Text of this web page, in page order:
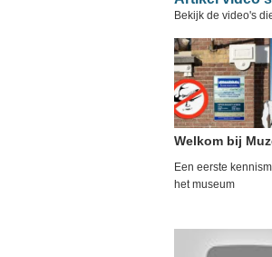
Bekijk de video's
Welkom bij
Een eerste
het museum